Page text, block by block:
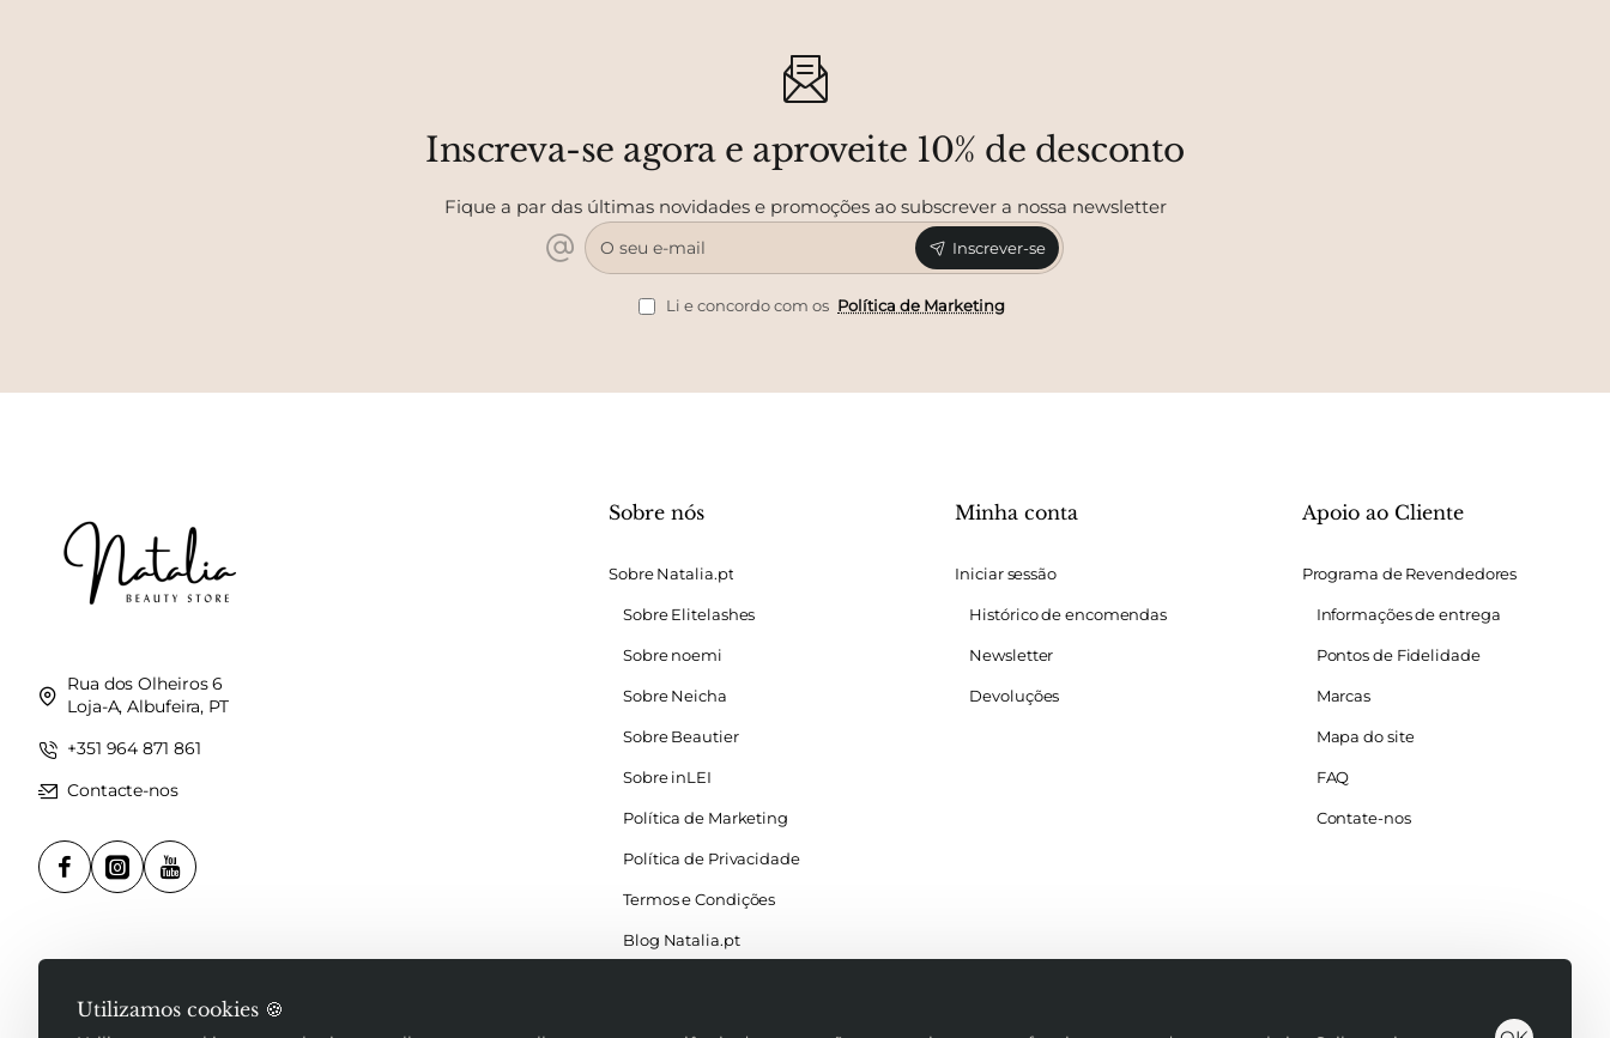
Utilizamos cookies 🍪
Inscreva-se agora e aproveite 10% de desconto
Fique a par das últimas novidades e promoções ao subscrever a nossa newsletter
O
seu
e-
Inscrever-se
Li e concordo com os Política de Marketing
Rua dos Olheiros 6
Loja-A, Albufeira, PT
+351 964 871 861
Contacte-nos
Sobre nós
Sobre Natalia.pt
Sobre Elitelashes
Sobre noemi
Sobre Neicha
Sobre Beautier
Sobre inLEI
Política de Marketing
Política de Privacidade
Termos e Condições
Blog Natalia.pt
Minha conta
Iniciar sessão
Histórico de encomendas
Newsletter
Devoluções
Apoio ao Cliente
Programa de Revendedores
Informações de entrega
Pontos de Fidelidade
Marcas
Mapa do site
FAQ
Contate-nos